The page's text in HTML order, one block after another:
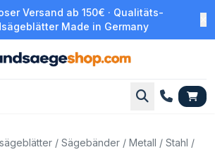
Versand ab 150€ · Qualitäts-
Made in Germany
/ Sägebänder / Metall / Stahl /